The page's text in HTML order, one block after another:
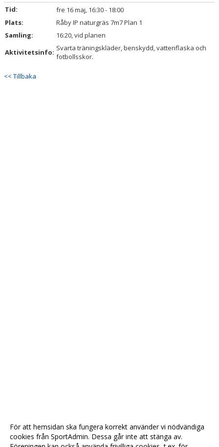
KONTAKT
INTRESSEANMÄLAN
Tid:
fre 16 maj, 16:30 - 18:00
Plats:
Råby IP naturgräs 7m7 Plan 1
Samling:
16:20, vid planen
Aktivitetsinfo: Svarta träningskläder, benskydd, vattenflaska och
fotbollsskor.
<< Tillbaka
För att hemsidan ska fungera korrekt använder vi nödvändiga
cookies från SportAdmin. Dessa går inte att stänga av.